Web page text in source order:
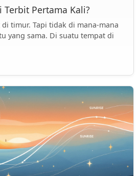
Pertama Kali?
timur. Tapi tidak di mana-mana
yang sama. Di suatu tempat di